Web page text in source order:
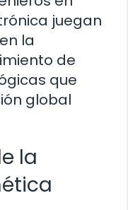
juegan
la
de
que
global
la